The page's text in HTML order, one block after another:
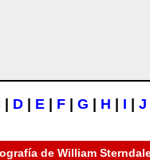
D E F G H I J
de William